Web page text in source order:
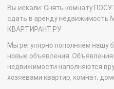
Вы искали: Снять комнату
сдать в аренду недвижимость
КВАРТИРАНТ.РУ
Мы регулярно пополняем нашу
новые объявления. Объявления
недвижимости наполняются
хозяевами квартир, комнат,